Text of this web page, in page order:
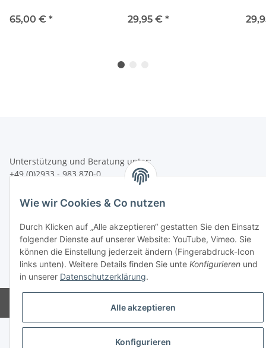
65,00 € * 29,95 € *
Unterstützung und Beratung unter:
+49 (0)2933 - 983 870-0
Informationen
Gesetzliche Informationen
* Alle Preise inkl. gesetzlicher USt.
Powered by JTL-Shop
Wie wir Cookies & Co nutzen
Durch Klicken auf „Alle akzeptieren“ gestatten Sie den Einsatz
folgender Dienste auf unserer Website: YouTube, Vimeo. Sie
können die Einstellung jederzeit ändern (Fingerabdruck-Icon
links unten). Weitere Details finden Sie unte Konfigurieren und
in unserer Datenschutzerklärung.
Alle akzeptieren
Konfigurieren